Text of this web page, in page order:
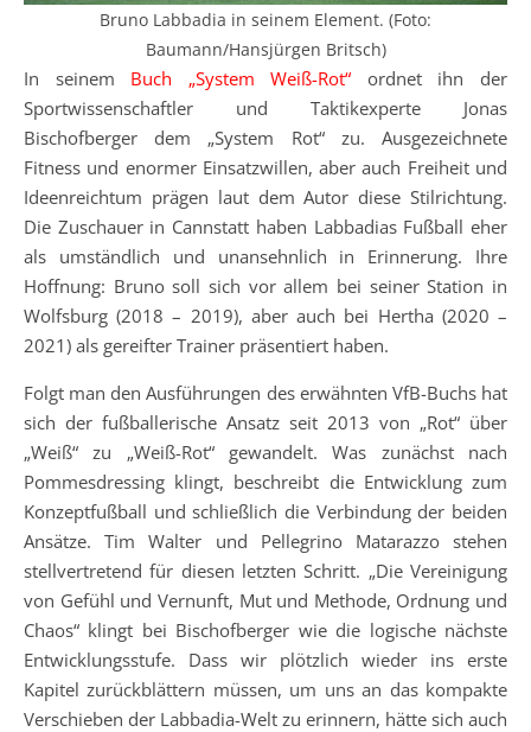
Bruno Labbadia in seinem Element. (Foto:
Baumann/Hansjürgen Britsch)
In seinem Buch „System Weiß-Rot“ ordnet ihn der
Sportwissenschaftler und Taktikexperte Jonas
Bischofberger dem „System Rot“ zu. Ausgezeichnete
Fitness und enormer Einsatzwillen, aber auch Freiheit und
Ideenreichtum prägen laut dem Autor diese Stilrichtung.
Die Zuschauer in Cannstatt haben Labbadias Fußball eher
als umständlich und unansehnlich in Erinnerung. Ihre
Hoffnung: Bruno soll sich vor allem bei seiner Station in
Wolfsburg (2018 – 2019), aber auch bei Hertha (2020 –
2021) als gereifter Trainer präsentiert haben.
Folgt man den Ausführungen des erwähnten VfB-Buchs hat
sich der fußballerische Ansatz seit 2013 von „Rot“ über
„Weiß“ zu „Weiß-Rot“ gewandelt. Was zunächst nach
Pommesdressing klingt, beschreibt die Entwicklung zum
Konzeptfußball und schließlich die Verbindung der beiden
Ansätze. Tim Walter und Pellegrino Matarazzo stehen
stellvertretend für diesen letzten Schritt. „Die Vereinigung
von Gefühl und Vernunft, Mut und Methode, Ordnung und
Chaos“ klingt bei Bischofberger wie die logische nächste
Entwicklungsstufe. Dass wir plötzlich wieder ins erste
Kapitel zurückblättern müssen, um uns an das kompakte
Verschieben der Labbadia-Welt zu erinnern, hätte sich auch